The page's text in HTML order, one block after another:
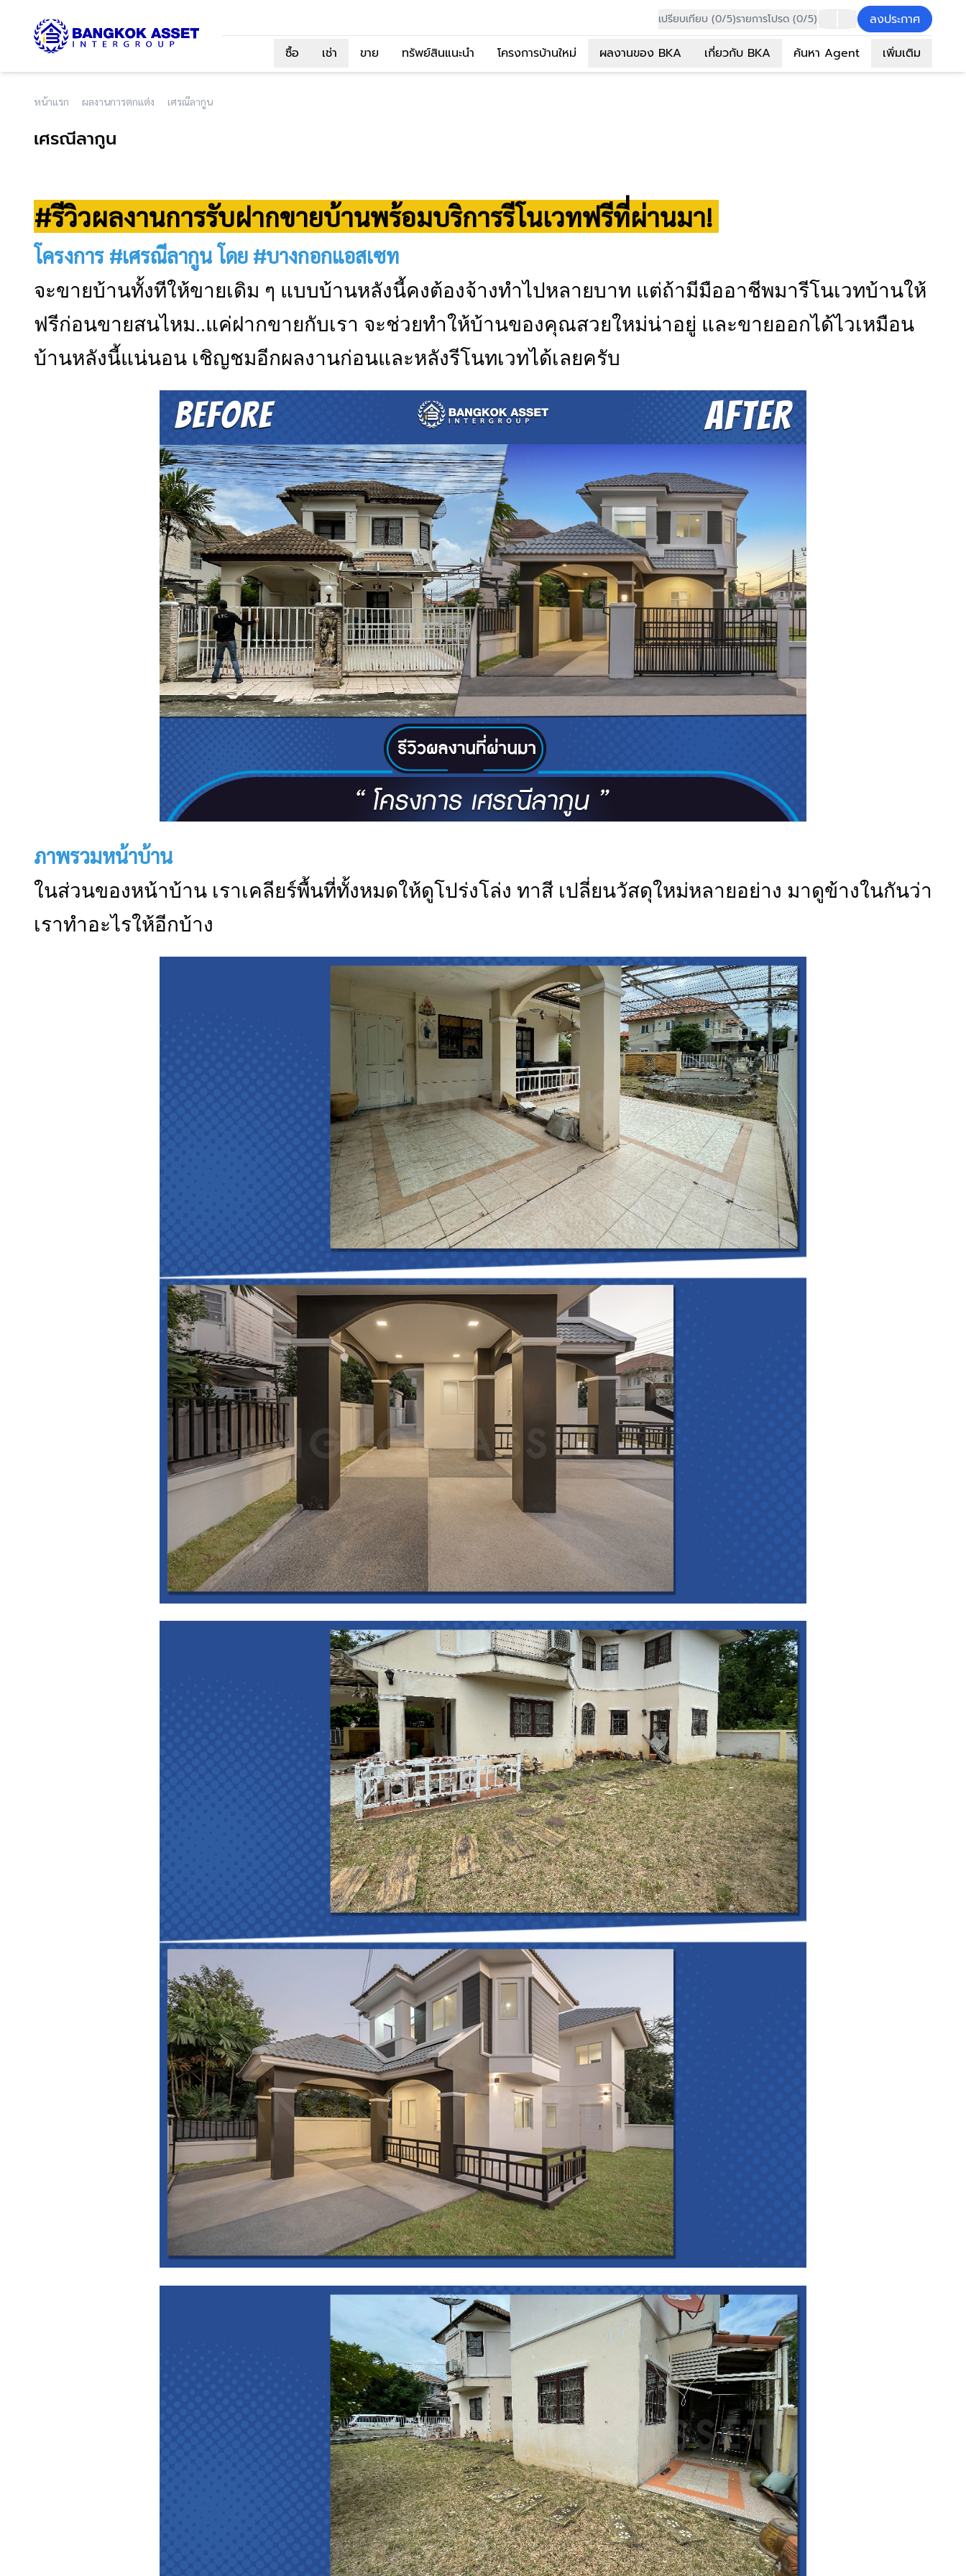
เปรียบเทียบ (0/5)รายการโปรด (0/5)
ลงประกาศ
ซื้อ
เช่า ขาย ทรัพย์สินแนะนำ โครงการบ้านใหม่ ผลงานของ BKA เกี่ยวกับ BKA ค้นหา Agent เพิ่มเติม
หน้าแรก ผลงานการตกแต่ง เศรณีลากูน
เศรณีลากูน
#รีวิวผลงานการรับฝากขายบ้านพร้อมบริการรีโนเวทฟรีที่ผ่านมา!
โครงการ #เศรณีลากูน โดย #บางกอกแอสเซท
จะขายบ้านทั้งทีให้ขายเดิม ๆ แบบบ้านหลังนี้คงต้องจ้างทำไปหลายบาท แต่ถ้ามีมืออาชีพมารีโนเวทบ้านให้
ฟรีก่อนขายสนไหม..แค่ฝากขายกับเรา จะช่วยทำให้บ้านของคุณสวยใหม่น่าอยู่ และขายออกได้ไวเหมือน
บ้านหลังนี้แน่นอน เชิญชมอีกผลงานก่อนและหลังรีโนทเวทได้เลยครับ
ภาพรวมหน้าบ้าน
ในส่วนของหน้าบ้าน เราเคลียร์พื้นที่ทั้งหมดให้ดูโปร่งโล่ง ทาสี เปลี่ยนวัสดุใหม่หลายอย่าง มาดูข้างในกันว่า
เราทำอะไรให้อีกบ้าง